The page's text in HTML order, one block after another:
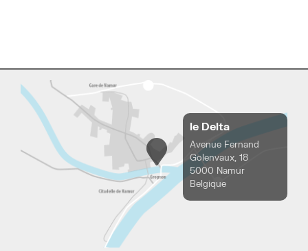
le Delta
Avenue Fernand
Golenvaux, 18
5000 Namur
Belgique